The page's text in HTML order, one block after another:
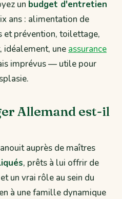
un budget d'entretien
ans : alimentation de
et prévention, toilettage,
idéalement, une assurance
imprévus — utile pour
Allemand est-il
auprès de maîtres
, prêts à lui offrir de
un vrai rôle au sein du
à une famille dynamique